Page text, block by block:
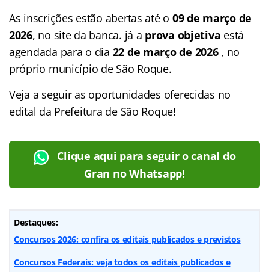
As inscrições estão abertas até o 09 de março de
2026, no site da banca. já a prova objetiva está
agendada para o dia 22 de março de 2026, no
próprio município de São Roque.
Veja a seguir as oportunidades oferecidas no
edital da Prefeitura de São Roque!
Clique aqui para seguir o canal do
Gran no Whatsapp!
Destaques:
Concursos 2026: confira os editais publicados e previstos
Concursos Federais: veja todos os editais publicados e